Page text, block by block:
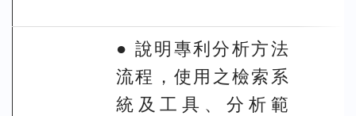
● 說明專利分析方法
流程，使用之檢索系
統及工具、分析範